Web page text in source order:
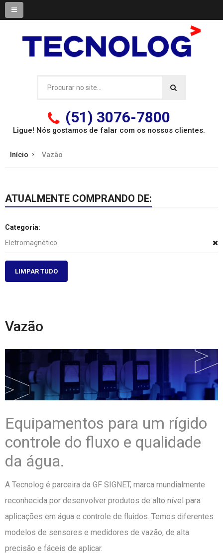
(51) 3076-7800
Ligue! Nós gostamos de falar com os nossos clientes.
Início Vazão
ATUALMENTE COMPRANDO DE:
Categoria:
Eletromagnético
LIMPAR TUDO
Vazão
Equipamentos para um rígido
controle do fluxo e qualidade
da água.
A Tecnolog é parceira da GF SIGNET, marca mundialmente
reconhecida por desenvolver produtos de alto nível para
aplicações em água e controle de fluidos. Temos diferentes
modelos de sensores e medidores de vazão, de alta
precisão e fáceis de aplicar.